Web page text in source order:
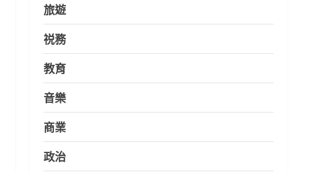
旅遊
祱務
教育
音樂
商業
政治